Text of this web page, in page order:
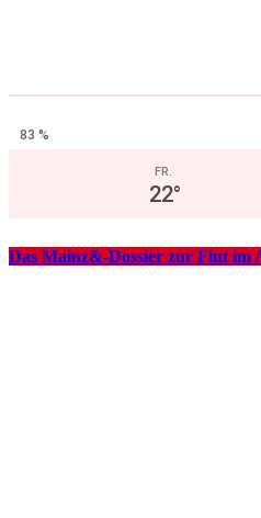
83 %
FR.
22°
Das Mainz&-Dossier zur Flut im